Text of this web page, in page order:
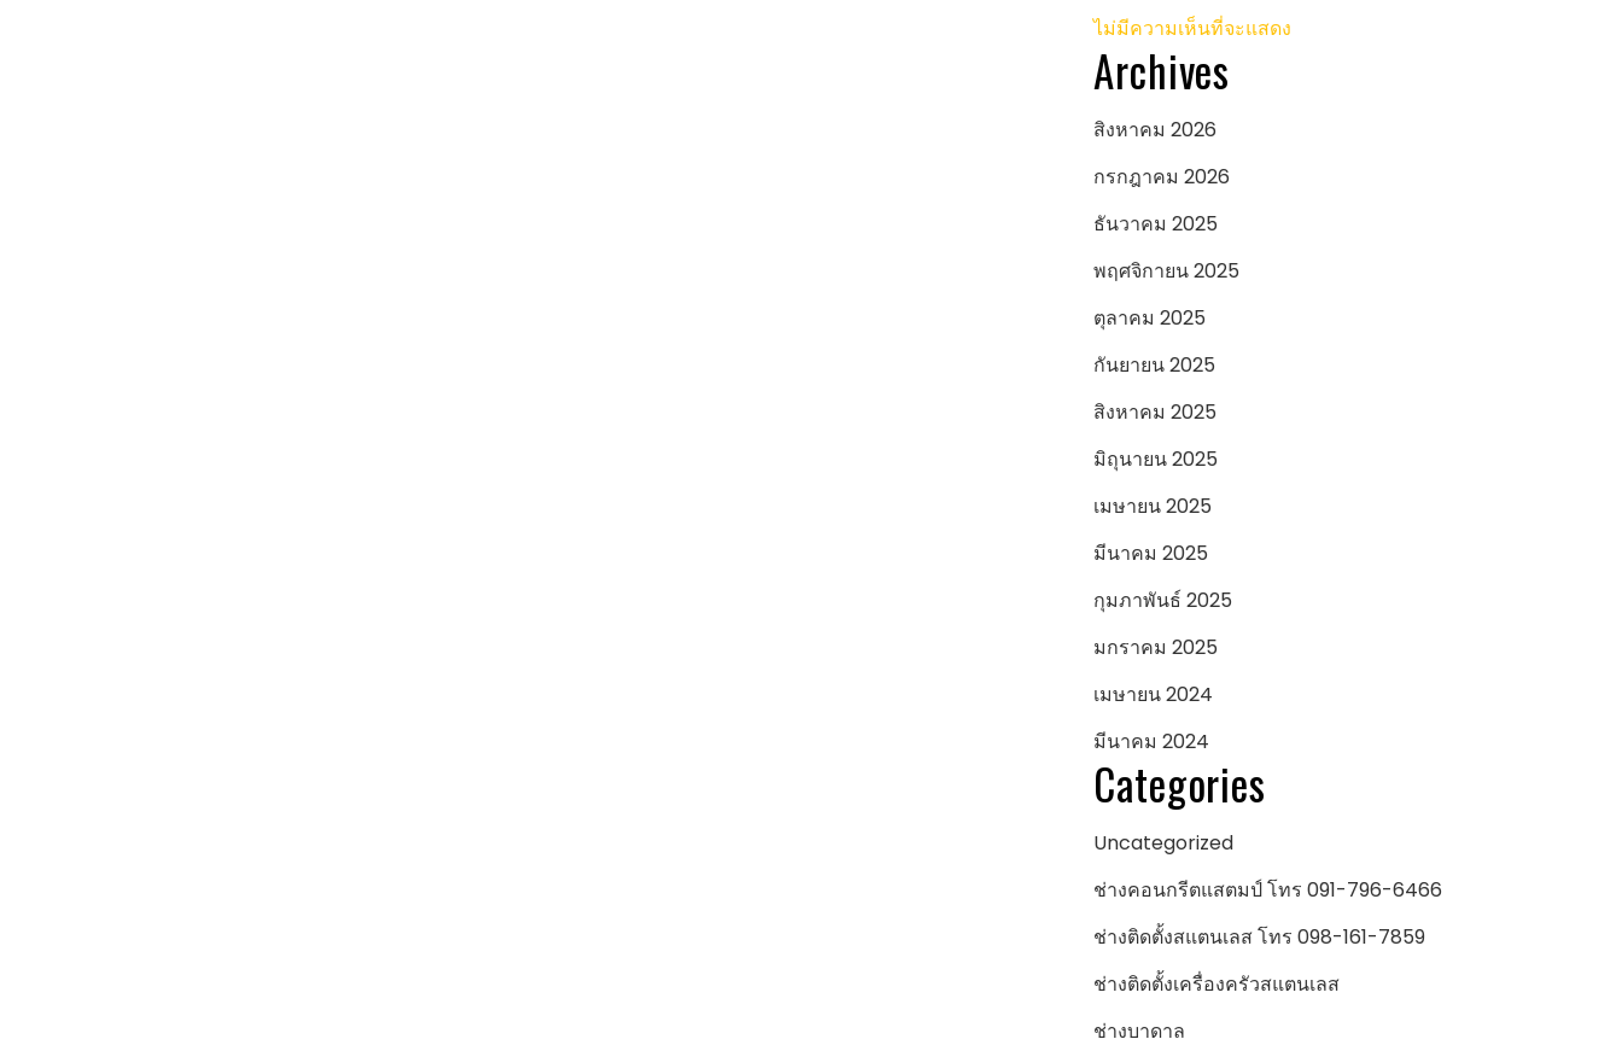
ไม่มีความเห็นที่จะแสดง
Archives
สิงหาคม 2026
กรกฎาคม 2026
ธันวาคม 2025
พฤศจิกายน 2025
ตุลาคม 2025
กันยายน 2025
สิงหาคม 2025
มิถุนายน 2025
เมษายน 2025
มีนาคม 2025
กุมภาพันธ์ 2025
มกราคม 2025
เมษายน 2024
มีนาคม 2024
Categories
Uncategorized
ช่างคอนกรีตแสตมป์ โทร 091-796-6466
ช่างติดตั้งสแตนเลส โทร 098-161-7859
ช่างติดตั้งเครื่องครัวสแตนเลส
ช่างบาดาล